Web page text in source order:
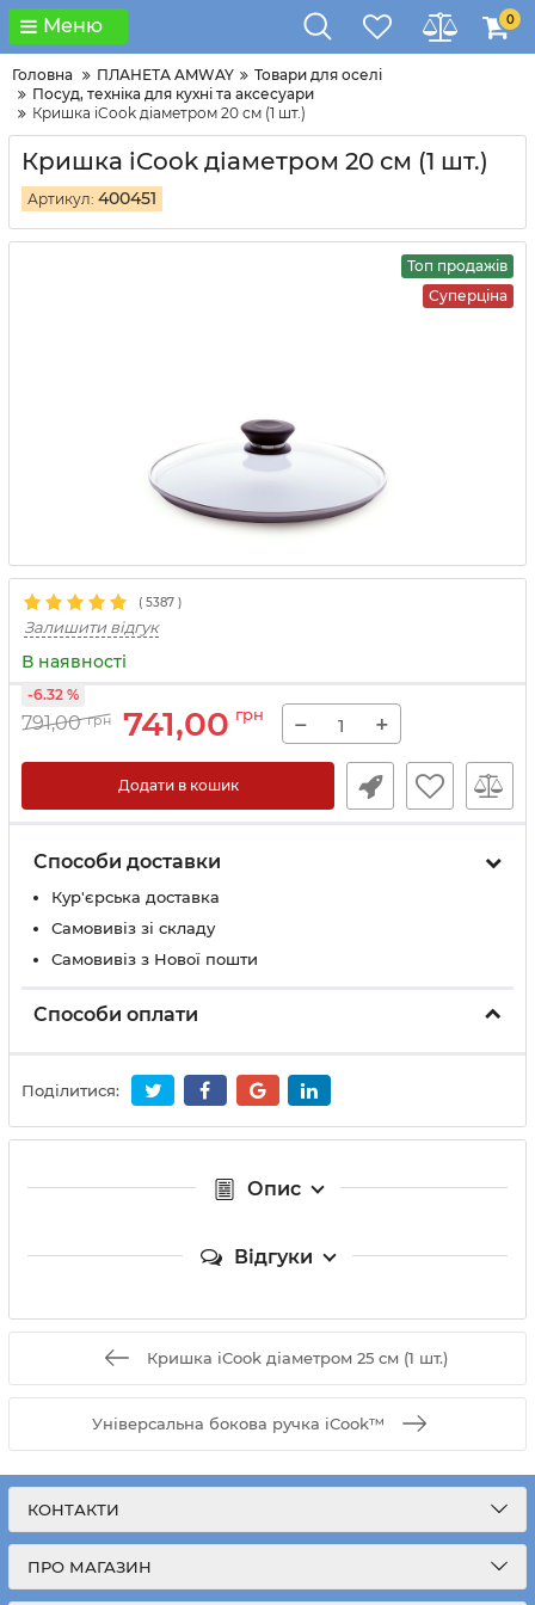
Меню 0
Головна ПЛАНЕТА AMWAY
Товари для оселi
Посуд, техніка для кухні та аксесуари
Кришка iCook діаметром 20 см (1 шт.)
Кришка iCook діаметром 20 см (1 шт.)
Артикул: 400451
Топ продажів
Суперціна
( 5387 )
Залишити відгук
В наявності
791,00 грн 741,00 грн
-6.32 %
− +
Додати в кошик
Способи доставки
Кур'єрська доставка
Самовивіз зі складу
Самовивіз з Нової пошти
Способи оплати
Поділитися:
Опис
Відгуки
Кришка iCook діаметром 25 см (1 шт.)
Універсальна бокова ручка iCook™
КОНТАКТИ
ПРО МАГАЗИН